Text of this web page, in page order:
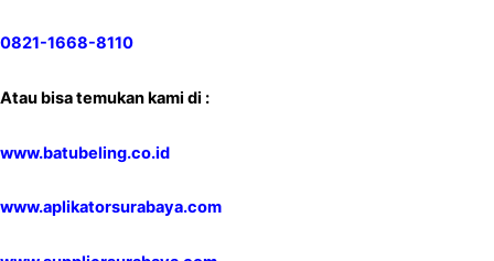
0821-1668-8110
Atau bisa temukan kami di :
www.batubeling.co.id
www.aplikatorsurabaya.com